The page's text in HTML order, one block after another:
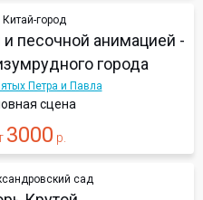
Китай-город
и песочной анимацией -
города
Петра и Павла
сцена
3000 р.
сад